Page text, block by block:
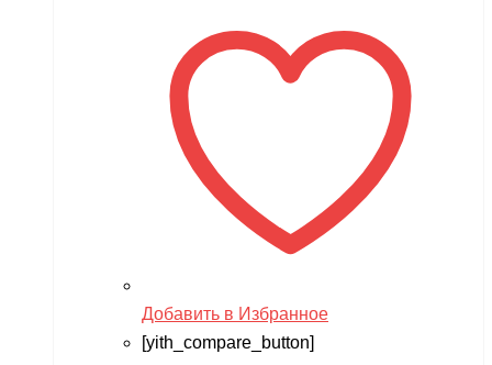
Добавить в Избранное
[yith_compare_button]